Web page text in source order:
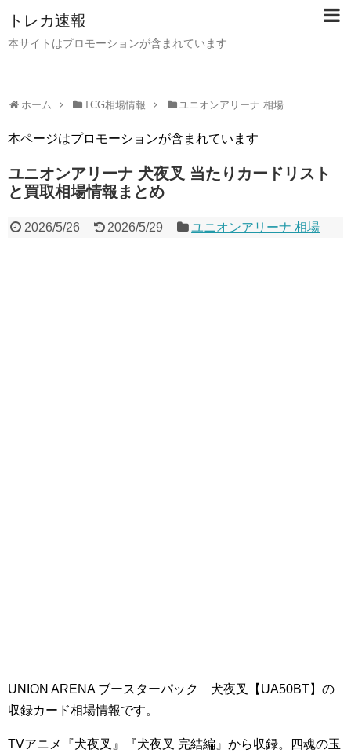
トレカ速報
本サイトはプロモーションが含まれています
ホーム TCG相場情報 ユニオンアリーナ 相場
本ページはプロモーションが含まれています
ユニオンアリーナ 犬夜叉 当たりカードリスト
と買取相場情報まとめ
2026/5/26 2026/5/29 ユニオンアリーナ 相場
UNION ARENA ブースターパック 犬夜叉【UA50BT】の
収録カード相場情報です。
TVアニメ『犬夜叉』『犬夜叉 完結編』から収録。四魂の玉